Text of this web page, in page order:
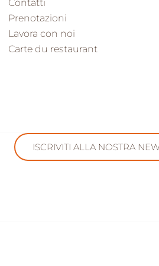
Contatti
Prenotazioni
Lavora con noi
Carte du restaurant
ISCRIVITI ALLA NOSTRA